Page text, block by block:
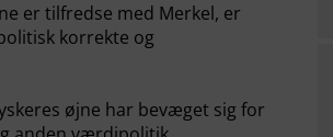
er tilfredse med Merkel, er
korrekte og
øjne har bevæget sig for